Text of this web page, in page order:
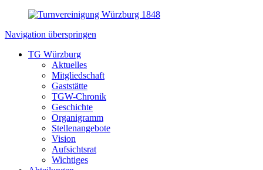
Navigation überspringen
TG Würzburg
Aktuelles
Mitgliedschaft
Gaststätte
TGW-Chronik
Geschichte
Organigramm
Stellenangebote
Vision
Aufsichtsrat
Wichtiges